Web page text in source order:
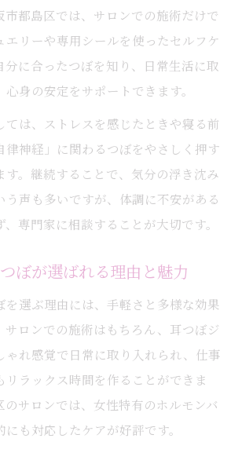
市都島区では、サロンでの施術だけで
エリーや専用シールを使ったセルフケ
分に合ったつぼを知り、日常生活に取
心身の安定をサポートできます。
ては、ストレスを感じたときや寝る前
律神経」に関わるつぼをやさしく押す
す。継続することで、気分の浮き沈み
う声も多いですが、体調に不安がある
専門家に相談することが大切です。
ぼが選ばれる理由と魅力
を選ぶ理由には、手軽さと多様な効果
サロンでの施術はもちろん、耳つぼジ
ゃれ感覚で日常に取り入れられ、仕事
リラックス時間を作ることができま
のサロンでは、女性特有のホルモンバ
も対応したケアが好評です。